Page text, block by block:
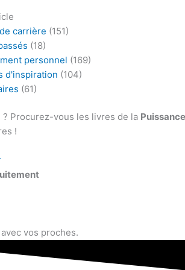
carrière (151)
(18)
personnel (169)
d'inspiration (104)
(61)
? Procurez-vous les livres de la
!
vos proches.